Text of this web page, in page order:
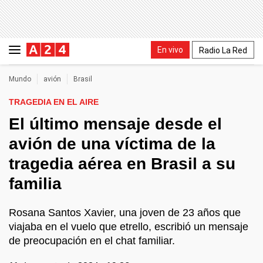
En vivo Radio La Red
Mundo avión Brasil
TRAGEDIA EN EL AIRE
El último mensaje desde el
avión de una víctima de la
tragedia aérea en Brasil a su
familia
Rosana Santos Xavier, una joven de 23 años que
viajaba en el vuelo que etrello, escribió un mensaje
de preocupación en el chat familiar.